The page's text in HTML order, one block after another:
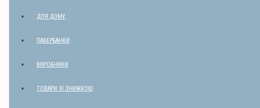
ДЛЯ ДОМУ
ПАВЕРБАНКИ
ВИРОБНИКИ
ТОВАРИ ЗІ ЗНИЖКОЮ